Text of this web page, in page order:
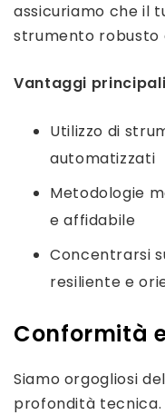
assicuriamo che il
strumento robusto
Vantaggi principali
Utilizzo di
automatizzati
Metodologie
e affidabile
Concentrarsi
resiliente e
Conformità
Siamo orgogliosi
profondità tecnica.